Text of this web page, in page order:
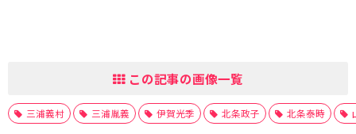
この記事の画像一覧
三浦義村 三浦胤義 伊賀光季 北条政子 北条泰時